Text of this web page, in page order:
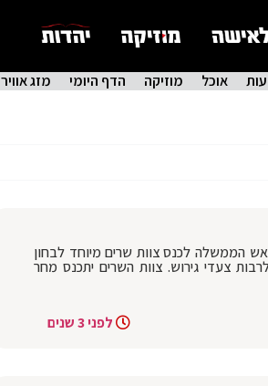
אוכל מוזיקה הדף היומי מזג אוויר
הממשלה לכנס צוות שרים מיוחד לבחון
צעדי גירוש. צוות השרים יתכנס מחר
לפני 3 שנים